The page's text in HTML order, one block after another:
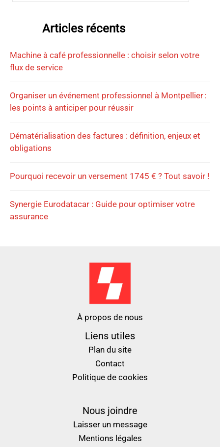
Articles récents
Machine à café professionnelle : choisir selon votre
flux de service
Organiser un événement professionnel à Montpellier :
les points à anticiper pour réussir
Dématérialisation des factures : définition, enjeux et
obligations
Pourquoi recevoir un versement 1745 € ? Tout savoir !
Synergie Eurodatacar : Guide pour optimiser votre
assurance
À propos de nous
Liens utiles
Plan du site
Contact
Politique de cookies
Nous joindre
Laisser un message
Mentions légales